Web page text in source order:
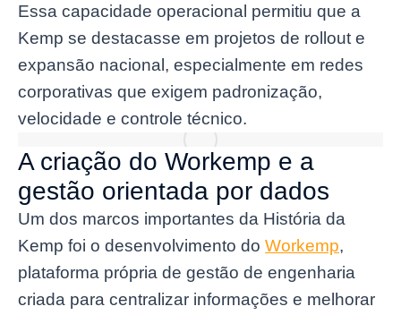
Essa capacidade operacional permitiu que a
Kemp se destacasse em projetos de rollout e
expansão nacional, especialmente em redes
corporativas que exigem padronização,
velocidade e controle técnico.
A criação do Workemp e a
gestão orientada por dados
Um dos marcos importantes da História da
Kemp foi o desenvolvimento do Workemp,
plataforma própria de gestão de engenharia
criada para centralizar informações e melhorar